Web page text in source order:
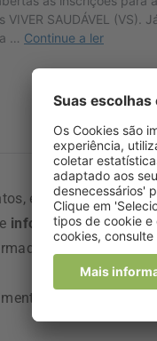
escolher bem é
informação rigorosa
do PNPAS-DGS